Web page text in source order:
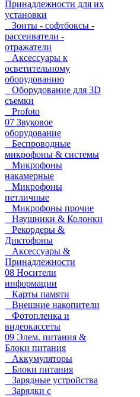
Принадлежности для их
установки
Зонты - софтбоксы -
рассеиватели -
отражатели
Аксессуары к
осветительному
оборудованию
Оборудование для 3D
съемки
Profoto
07 Звуковое
оборудование
Беспроводные
микрофоны & системы
Микрофоны
накамерные
Микрофоны
петличные
Микрофоны прочие
Наушники & Колонки
Рекордеры &
Диктофоны
Аксессуары &
Принадлежности
08 Носители
информации
Карты памяти
Внешние накопители
Фотопленка и
видеокассеты
09 Элем. питания &
Блоки питания
Аккумуляторы
Блоки питания
Зарядные устройства
Зарядки с